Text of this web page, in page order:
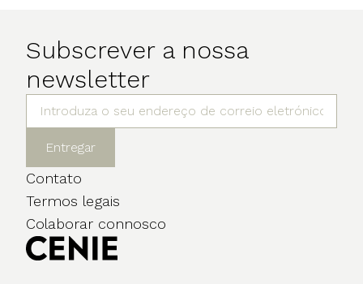
Subscrever a nossa
newsletter
Entregar
Contato
Termos legais
Colaborar connosco